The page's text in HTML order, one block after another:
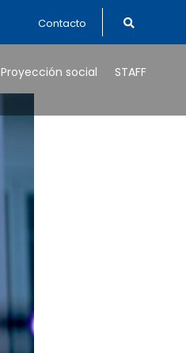
Contacto
Proyección social STAFF